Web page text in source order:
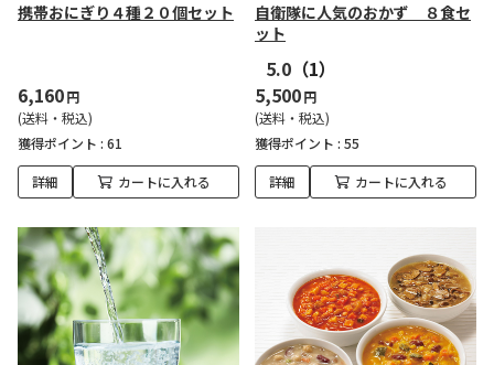
携帯おにぎり４種２０個セット
6,160円
(送料・税込)
獲得ポイント : 61
詳細 カートに入れる
自衛隊に人気のおかず ８食セ
ット
5.0 （1）
5,500円
(送料・税込)
獲得ポイント : 55
詳細 カートに入れる